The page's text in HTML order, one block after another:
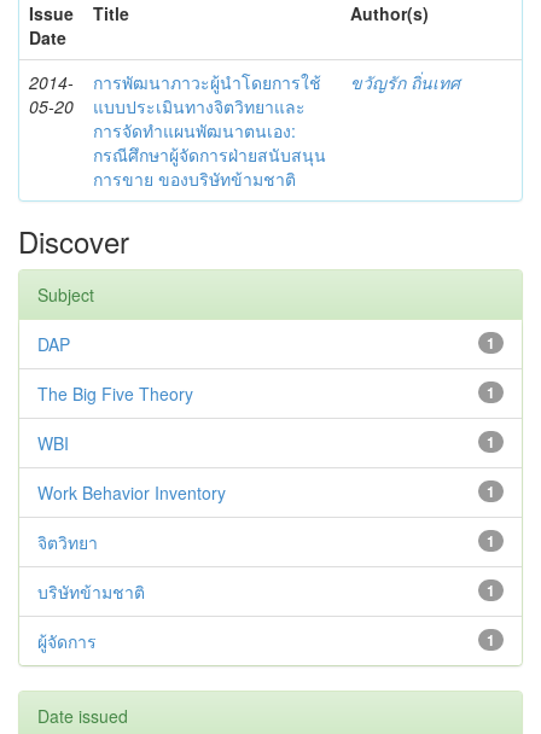
Issue
Date
Title Author(s)
2014-
05-20
การพัฒนาภาวะผู้นำโดยการใช้
แบบประเมินทางจิตวิทยาและ
การจัดทำแผนพัฒนาตนเอง:
กรณีศึกษาผู้จัดการฝ่ายสนับสนุน
การขาย ของบริษัทข้ามชาติ
ขวัญรัก ถิ่นเทศ
Discover
Subject
1
DAP
1
The Big Five Theory
1
WBI
1
Work Behavior Inventory
1
จิตวิทยา
1
บริษัทข้ามชาติ
1
ผู้จัดการ
Date issued